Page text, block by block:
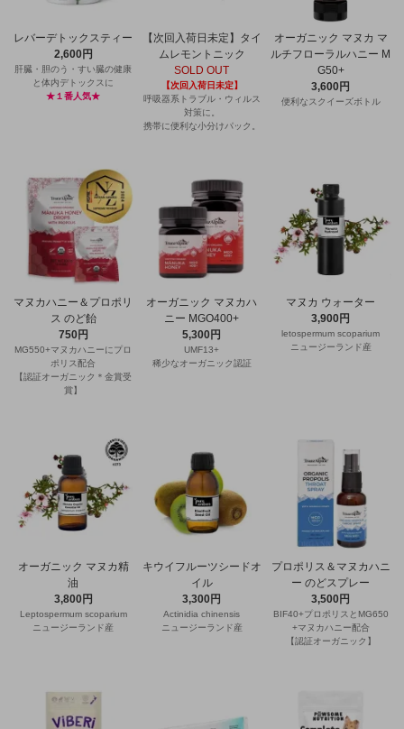
レバーデトックスティー
2,600円
肝臓・胆のう・すい臓の健康
と体内デトックスに
★１番人気★
【次回入荷日未定】タイ
ムレモントニック
SOLD OUT
【次回入荷日未定】
呼吸器系トラブル・ウィルス
対策に。
携帯に便利な小分けパック。
オーガニック マヌカ マ
ルチフローラルハニー M
G50+
3,600円
便利なスクイーズボトル
マヌカハニー＆プロポリ
ス のど飴
750円
MG550+マヌカハニーにプロ
ポリス配合
【認証オーガニック＊金賞受
賞】
オーガニック マヌカハ
ニー MGO400+
5,300円
UMF13+
稀少なオーガニック認証
マヌカ ウォーター
3,900円
letospermum scoparium
ニュージーランド産
オーガニック マヌカ精
油
3,800円
Leptospermum scoparium
ニュージーランド産
キウイフルーツシードオ
イル
3,300円
Actinidia chinensis
ニュージーランド産
プロポリス＆マヌカハニ
ー のどスプレー
3,500円
BIF40+プロポリスとMG650
+マヌカハニー配合
【認証オーガニック】